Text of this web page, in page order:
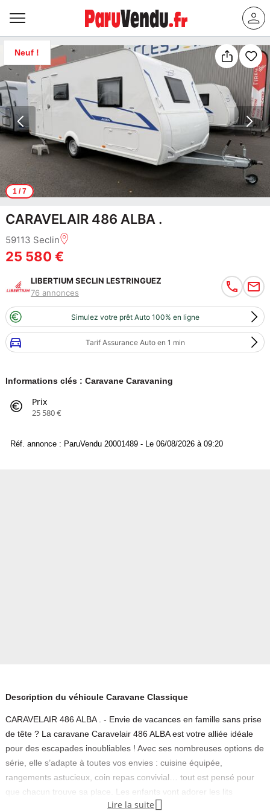
Neuf !
1/ 7
CARAVELAIR 486 ALBA .
59113 Seclin
25 580 €
LIBERTIUM SECLIN LESTRINGUEZ
76 annonces
Simulez votre prêt Auto 100% en ligne
Tarif Assurance Auto en 1 min
Informations clés : Caravane Caravaning
Prix
25 580 €
Réf. annonce : ParuVendu 20001489 - Le 06/08/2026 à 09:20
Description du véhicule Caravane Classique
CARAVELAIR 486 ALBA . - Envie de vacances en famille sans prise
de tête ? La caravane Caravelair 486 ALBA est votre alliée idéale
pour des escapades inoubliables ! Avec ses nombreuses options de
série, elle s’adapte à toutes vos envies : cuisine équipée,
rangements astucieux, coin repas convivial… tout est pensé pour
que chacun trouve sa place. Les enfants vont adorer les lits
superposés, parfaits pour des nuits confortables et des souvenirs
Lire la suite 